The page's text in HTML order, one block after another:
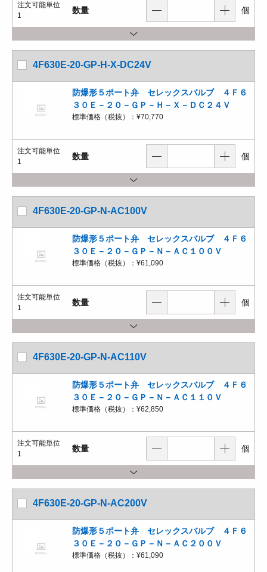
注文可能単位
1
数量 個
4F630E-20-GP-H-X-DC24V
防爆形５ポート弁 セレックスバルブ ４Ｆ６
３０Ｅ－２０－ＧＰ－Ｈ－Ｘ－ＤＣ２４Ｖ
標準価格（税抜）： ¥70,770
注文可能単位
1
数量 個
4F630E-20-GP-N-AC100V
防爆形５ポート弁 セレックスバルブ ４Ｆ６
３０Ｅ－２０－ＧＰ－Ｎ－ＡＣ１００Ｖ
標準価格（税抜）： ¥61,090
注文可能単位
1
数量 個
4F630E-20-GP-N-AC110V
防爆形５ポート弁 セレックスバルブ ４Ｆ６
３０Ｅ－２０－ＧＰ－Ｎ－ＡＣ１１０Ｖ
標準価格（税抜）： ¥62,850
注文可能単位
1
数量 個
4F630E-20-GP-N-AC200V
防爆形５ポート弁 セレックスバルブ ４Ｆ６
３０Ｅ－２０－ＧＰ－Ｎ－ＡＣ２００Ｖ
標準価格（税抜）： ¥61,090